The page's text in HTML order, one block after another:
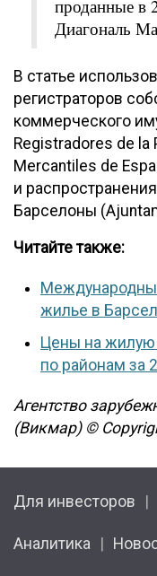
проданные в
Диагональ
В статье
регистраторов
коммерческого
Registradores de la
Mercantiles de
и
Барселоны
Читайте также:
жилье в
Цены на
по районам за
Агентство
(Викмар) ©
Для инвесторов
Аналитика